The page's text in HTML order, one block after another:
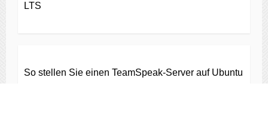
LTS
So stellen Sie einen TeamSpeak-Server auf Ubuntu